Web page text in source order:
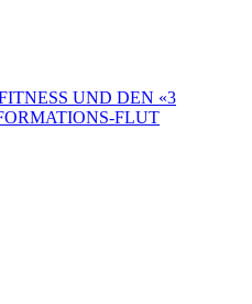
UND DEN «3
FLUT